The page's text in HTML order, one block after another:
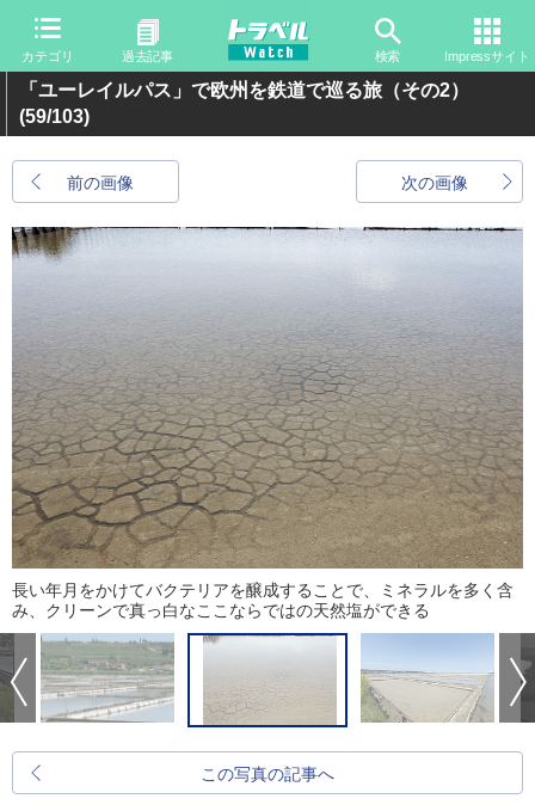
カテゴリ 過去記事 検索 Impressサイト
「ユーレイルパス」で欧州を鉄道で巡る旅（その2）
(59/103)
前の画像 次の画像
長い年月をかけてバクテリアを醸成することで、ミネラルを多く含
み、クリーンで真っ白なここならではの天然塩ができる
この写真の記事へ